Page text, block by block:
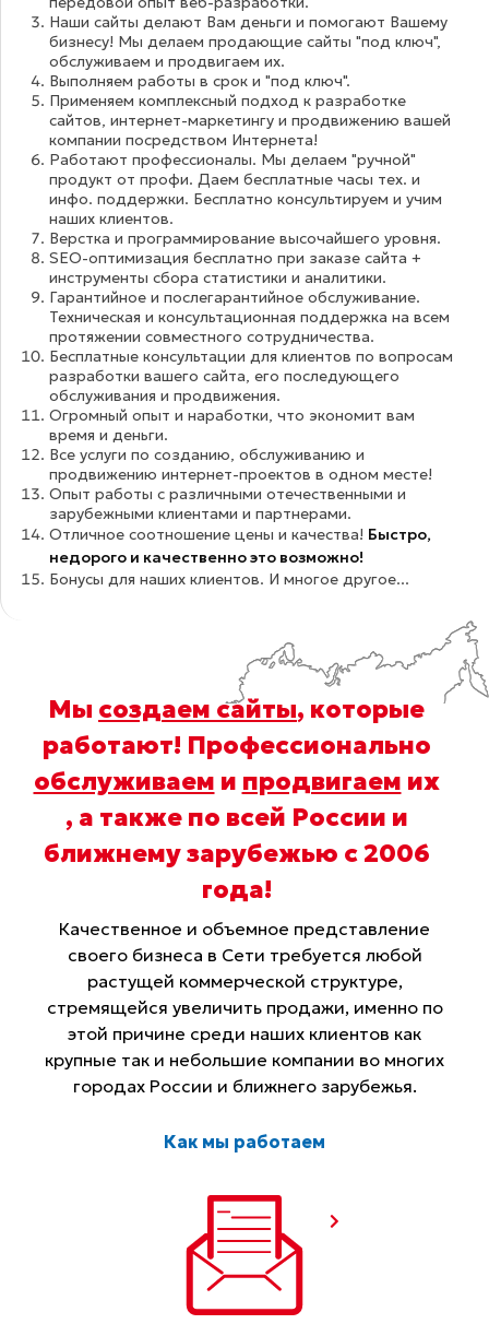
Наши сайты делают Вам деньги и помогают Вашему
бизнесу! Мы делаем продающие сайты "под ключ",
обслуживаем и продвигаем их.
Выполняем работы в срок и "под ключ".
Применяем комплексный подход к разработке
сайтов, интернет-маркетингу и продвижению вашей
компании посредством Интернета!
Работают профессионалы. Мы делаем "ручной"
продукт от профи. Даем бесплатные часы тех. и
инфо. поддержки. Бесплатно консультируем и учим
наших клиентов.
Верстка и программирование высочайшего уровня.
SEO-оптимизация бесплатно при заказе сайта +
инструменты сбора статистики и аналитики.
Гарантийное и послегарантийное обслуживание.
Техническая и консультационная поддержка на всем
протяжении совместного сотрудничества.
Бесплатные консультации для клиентов по вопросам
разработки вашего сайта, его последующего
обслуживания и продвижения.
Огромный опыт и наработки, что экономит вам
время и деньги.
Все услуги по созданию, обслуживанию и
продвижению интернет-проектов в одном месте!
Опыт работы с различными отечественными и
зарубежными клиентами и партнерами.
Отличное соотношение цены и качества! Быстро,
недорого и качественно это возможно!
Бонусы для наших клиентов. И многое другое...
Мы создаем сайты, которые
работают! Профессионально
обслуживаем и продвигаем их
, а также по всей России и
ближнему зарубежью с 2006
года!
Качественное и объемное представление
своего бизнеса в Сети требуется любой
растущей коммерческой структуре,
стремящейся увеличить продажи, именно по
этой причине среди наших клиентов как
крупные так и небольшие компании во многих
городах России и ближнего зарубежья.
Как мы работаем